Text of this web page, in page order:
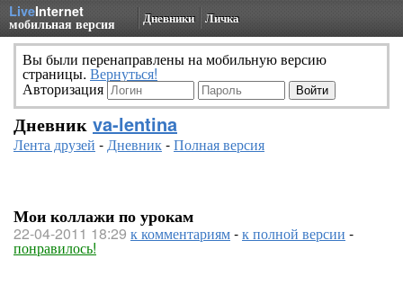
LiveInternet
мобильная версия Дневники Личка
Вы были перенаправлены на мобильную версию
страницы. Вернуться!
Авторизация
Дневник va-lentina
Лента друзей -Дневник-Полная версия
Мои коллажи по урокам
22-04-2011 18:29 к комментариям-к полной версии -
понравилось!